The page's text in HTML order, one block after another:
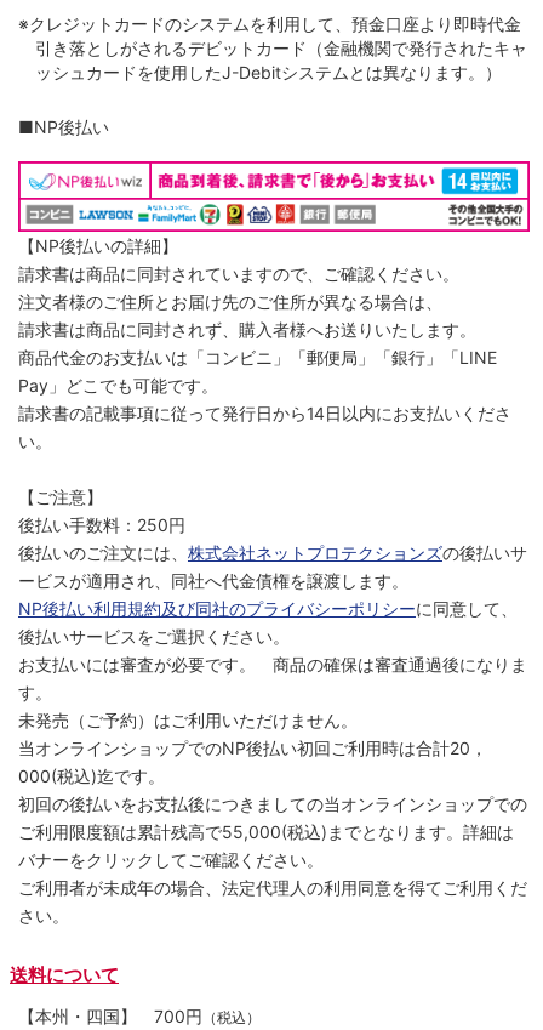
※クレジットカードのシステムを利用して、預金口座より即時代金
引き落としがされるデビットカード（金融機関で発行されたキャ
ッシュカードを使用したJ-Debitシステムとは異なります。）
■NP後払い
【NP後払いの詳細】
請求書は商品に同封されていますので、ご確認ください。
注文者様のご住所とお届け先のご住所が異なる場合は、
請求書は商品に同封されず、購入者様へお送りいたします。
商品代金のお支払いは「コンビニ」「郵便局」「銀行」「LINE
Pay」どこでも可能です。
請求書の記載事項に従って発行日から14日以内にお支払いくださ
い。
【ご注意】
後払い手数料：250円
後払いのご注文には、 株式会社ネットプロテクションズの後払いサ
ービスが適用され、同社へ代金債権を譲渡します。
NP後払い利用規約及び同社のプライバシーポリシーに同意して、
後払いサービスをご選択ください。
お支払いには審査が必要です。 商品の確保は審査通過後になりま
す。
未発売（ご予約）はご利用いただけません。
当オンラインショップでのNP後払い初回ご利用時は合計20，
000(税込)迄です。
初回の後払いをお支払後につきましての当オンラインショップでの
ご利用限度額は累計残高で55,000(税込)までとなります。詳細は
バナーをクリックしてご確認ください。
ご利用者が未成年の場合、法定代理人の利用同意を得てご利用くだ
さい。
送料について
【本州・四国】 700円 （税込）